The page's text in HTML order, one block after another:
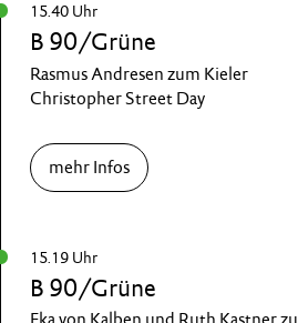
15.40 Uhr
B 90/Grüne
Rasmus Andresen zum Kieler
Christopher Street Day
mehr Infos
15.19 Uhr
B 90/Grüne